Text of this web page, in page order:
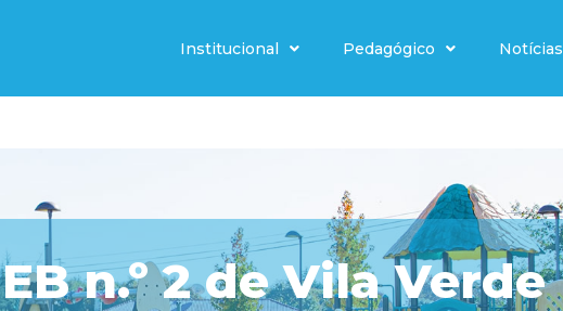
Institucional Pedagógico Notícias
n.º 2 de Vila Verde